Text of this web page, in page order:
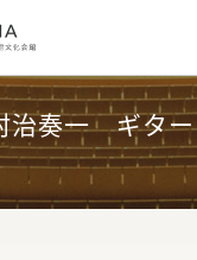
治奏一 ギター